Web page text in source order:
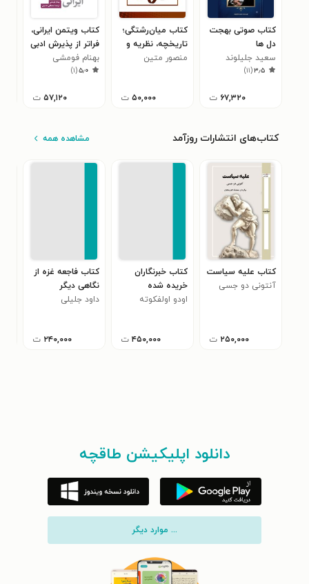
کتاب صوتی بهجت
دل‌ ها
سعید جلیلوند
۳٫۵(۱۱)
۶۷,۳۲۰ ت
کتاب میان‌رشتگی؛
تاریخچه، نظریه و
عمل
منصور متین
۵۰,۰۰۰ ت
کتاب ویتمن ایرانی،
فراتر از پذیرش ادبی
بهنام فومشی
۵٫۰(۱)
۵۷,۱۲۰ ت
کتاب‌های انتشارات روزآمد مشاهده همه
کتاب علیه سیاست
آنتونی دو جسی
۲۵۰,۰۰۰ ت
کتاب خبرنگاران
خریده شده
اودو اولفکوته
۴۵۰,۰۰۰ ت
کتاب فاجعه غزه از
نگاهی دیگر
داود جلیلی
۲۴۰,۰۰۰ ت
دانلود اپلیکیشن طاقچه
... موارد دیگر